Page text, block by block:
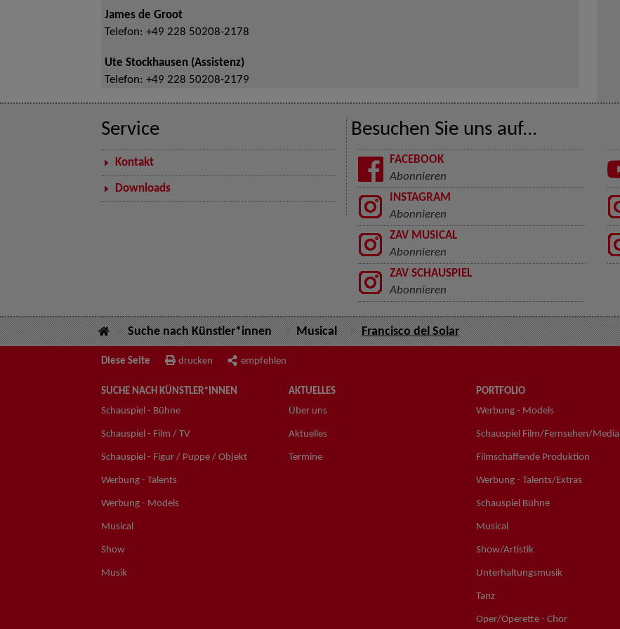
James de Groot
Telefon: +49 228 50208-2178
Ute Stockhausen (Assistenz)
Telefon: +49 228 50208-2179
Service
Kontakt
Downloads
Besuchen Sie uns auf...
FACEBOOK
Abonnieren
INSTAGRAM
Abonnieren
ZAV MUSICAL
Abonnieren
ZAV SCHAUSPIEL
Abonnieren
Suche nach Künstler*innen Musical Francisco del Solar
Diese Seite drucken empfehlen
SUCHE NACH KÜNSTLER*INNEN
Schauspiel - Bühne
Schauspiel - Film / TV
Schauspiel - Figur / Puppe / Objekt
Werbung - Talents
Werbung - Models
Musical
Show
Musik
AKTUELLES
Über uns
Aktuelles
Termine
PORTFOLIO
Werbung - Models
Schauspiel Film/Fernsehen/Media
Filmschaffende Produktion
Werbung - Talents/Extras
Schauspiel Bühne
Musical
Show/Artistik
Unterhaltungsmusik
Tanz
Oper/Operette - Chor